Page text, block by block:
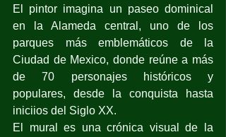
El pintor imagina un paseo dominical
en la Alameda central, uno de los
parques más emblemáticos de la
Ciudad de Mexico, donde reúne a más
de 70 personajes históricos y
populares, desde la conquista hasta
iniciios del Siglo XX.
El mural es una crónica visual de la